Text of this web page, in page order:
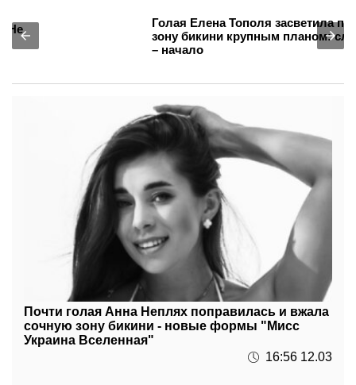
Голая Елена Тополя засветила попку и
зону бикини крупным планом: слив видео
Почти голая Анна Неплях поправилась и вжала
сочную зону бикини - новые формы "Мисс
Украина Вселенная"
16:56 12.03